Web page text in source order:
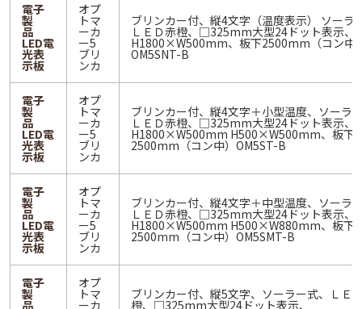
電子
製
品
LED電
光表
示板
オプ
トマ
ーカ
ー5
ブリ
ンカ
ブリンカー付、縦4文字（温度表示） ソーラ
ＬＥＤ赤橙、□325mm大型24ドット表示、
H1800×W500mm、板下2500mm（コン中
OM5SNT-B
電子
製
品
LED電
光表
示板
オプ
トマ
ーカ
ー5
ブリ
ンカ
ブリンカー付、縦4文字＋小型温度、ソーラ
ＬＥＤ赤橙、□325mm大型24ドット表示、
H1800×W500mm H500×W500mm、板下
2500mm（コン中）OM5ST-B
電子
製
品
LED電
光表
示板
オプ
トマ
ーカ
ー5
ブリ
ンカ
ブリンカー付、縦4文字＋中型温度、ソーラ
ＬＥＤ赤橙、□325mm大型24ドット表示、
H1800×W500mm H500×W880mm、板下
2500mm（コン中）OM5SMT-B
電子
製
品
オプ
トマ
ーカ
ブリンカー付、縦5文字、ソーラー式、ＬＥ
橙、□325mm大型24ドット表示、